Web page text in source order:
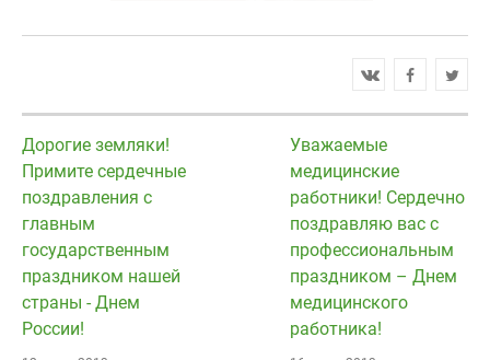
Дорогие земляки!
Примите сердечные
поздравления с
главным
государственным
праздником нашей
страны - Днем
России!
Уважаемые
медицинские
работники! Сердечно
поздравляю вас с
профессиональным
праздником – Днем
медицинского
работника!